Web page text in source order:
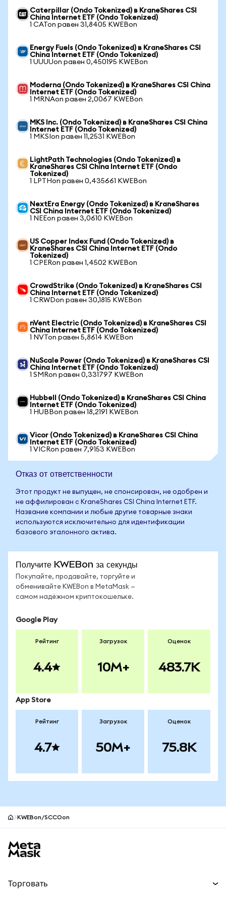
Caterpillar (Ondo Tokenized) в KraneShares CSI
China Internet ETF (Ondo Tokenized)
1 CATon равен 31,8405 KWEBon
Energy Fuels (Ondo Tokenized) в KraneShares CSI
China Internet ETF (Ondo Tokenized)
1 UUUUon равен 0,450195 KWEBon
Moderna (Ondo Tokenized) в KraneShares CSI China
Internet ETF (Ondo Tokenized)
1 MRNAon равен 2,0067 KWEBon
MKS Inc. (Ondo Tokenized) в KraneShares CSI China
Internet ETF (Ondo Tokenized)
1 MKSIon равен 11,2531 KWEBon
LightPath Technologies (Ondo Tokenized) в
KraneShares CSI China Internet ETF (Ondo
Tokenized)
1 LPTHon равен 0,435661 KWEBon
NextEra Energy (Ondo Tokenized) в KraneShares
CSI China Internet ETF (Ondo Tokenized)
1 NEEon равен 3,0610 KWEBon
US Copper Index Fund (Ondo Tokenized) в
KraneShares CSI China Internet ETF (Ondo
Tokenized)
1 CPERon равен 1,4502 KWEBon
CrowdStrike (Ondo Tokenized) в KraneShares CSI
China Internet ETF (Ondo Tokenized)
1 CRWDon равен 30,1815 KWEBon
nVent Electric (Ondo Tokenized) в KraneShares CSI
China Internet ETF (Ondo Tokenized)
1 NVTon равен 5,8614 KWEBon
NuScale Power (Ondo Tokenized) в KraneShares CSI
China Internet ETF (Ondo Tokenized)
1 SMRon равен 0,331797 KWEBon
Hubbell (Ondo Tokenized) в KraneShares CSI China
Internet ETF (Ondo Tokenized)
1 HUBBon равен 18,2191 KWEBon
Vicor (Ondo Tokenized) в KraneShares CSI China
Internet ETF (Ondo Tokenized)
1 VICRon равен 7,9153 KWEBon
Отказ от ответственности
Этот продукт не выпущен, не спонсирован, не одобрен и
не аффилирован с KraneShares CSI China Internet ETF.
Название компании и любые другие товарные знаки
используются исключительно для идентификации
базового эталонного актива.
Получите KWEBon за секунды
Покупайте, продавайте, торгуйте и
обменивайте KWEBon в MetaMask —
самом надёжном криптокошельке.
Google Play
Рейтинг
4.4
Загрузок
10M+
Оценок
483.7K
App Store
Рейтинг
4.7
Загрузок
50M+
Оценок
75.8K
KWEBon/SCCOon
Торговать